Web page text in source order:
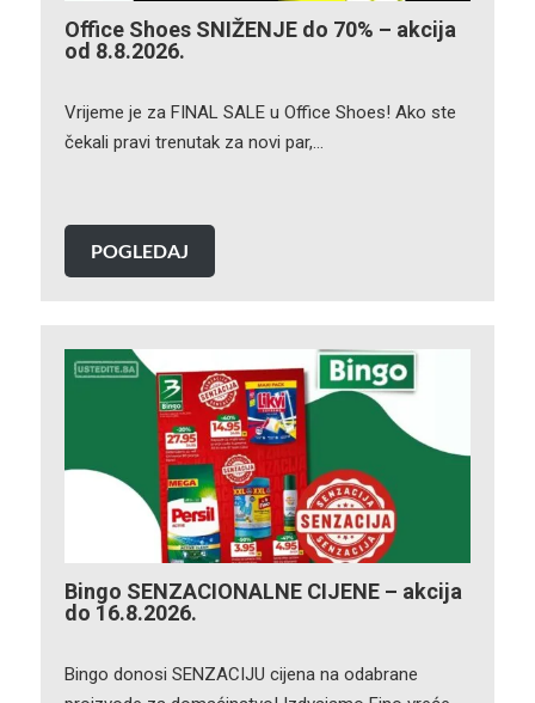
Office Shoes SNIŽENJE do 70% – akcija
od 8.8.2026.
Vrijeme je za FINAL SALE u Office Shoes! Ako ste
čekali pravi trenutak za novi par,…
POGLEDAJ
Bingo SENZACIONALNE CIJENE – akcija
do 16.8.2026.
Bingo donosi SENZACIJU cijena na odabrane